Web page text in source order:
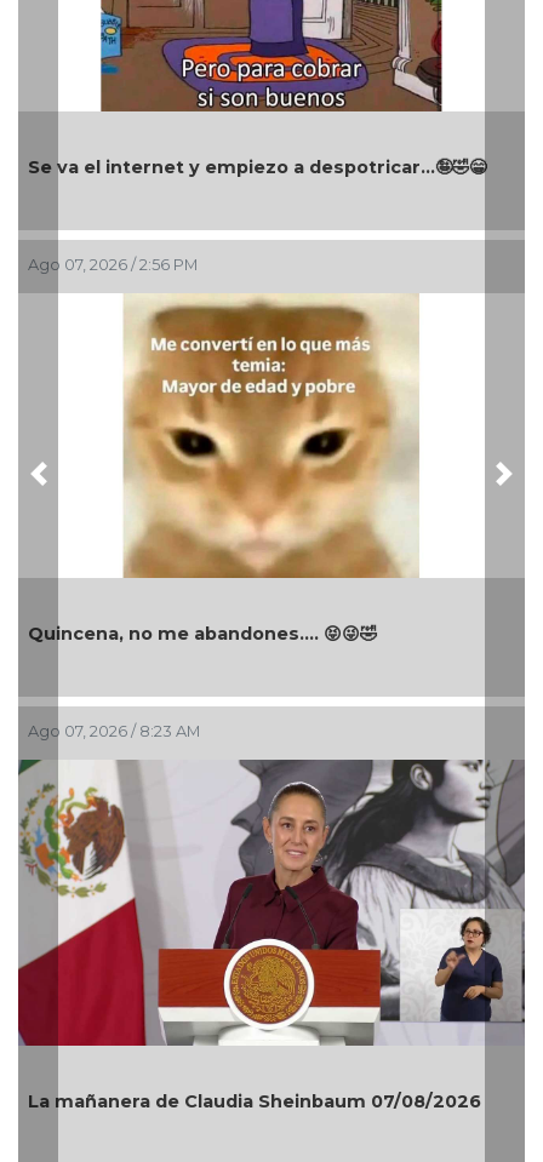
Se va el internet y empiezo a despotricar...🤪🤣😁
Ago 07, 2026 / 2:56 PM
Quincena, no me abandones.... 😝😜🤣
Ago 07, 2026 / 8:23 AM
La mañanera de Claudia Sheinbaum 07/08/2026
Previous